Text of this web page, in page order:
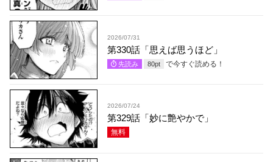
2026/07/31
第330話「思えば思うほど」
先読み 80pt で今すぐ読める！
2026/07/24
第329話「妙に艶やかで」
無料